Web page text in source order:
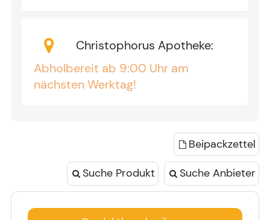
Christophorus Apotheke:
Abholbereit ab 9:00 Uhr am
nächsten Werktag!
Beipackzettel
Suche Produkt Suche Anbieter